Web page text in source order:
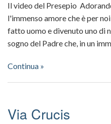
Sacerdoti
Info
Il video del Presepio
l'immenso amore che è per
fatto uomo e divenuto uno di
sogno del Padre che, in un
Continua »
Via Crucis